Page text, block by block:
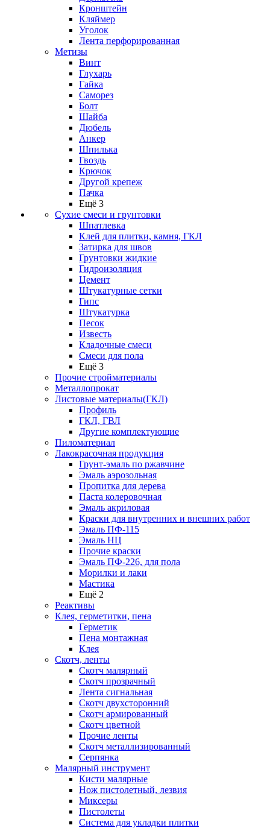
Кронштейн
Кляймер
Уголок
Лента перфорированная
Метизы
Винт
Глухарь
Гайка
Саморез
Болт
Шайба
Дюбель
Анкер
Шпилька
Гвоздь
Крючок
Другой крепеж
Пачка
Ещё 3
Сухие смеси и грунтовки
Шпатлевка
Клей для плитки, камня, ГКЛ
Затирка для швов
Грунтовки жидкие
Гидроизоляция
Цемент
Штукатурные сетки
Гипс
Штукатурка
Песок
Известь
Кладочные смеси
Смеси для пола
Ещё 3
Прочие стройматериалы
Металлопрокат
Листовые материалы(ГКЛ)
Профиль
ГКЛ, ГВЛ
Другие комплектующие
Пиломатериал
Лакокрасочная продукция
Грунт-эмаль по ржавчине
Эмаль аэрозольная
Пропитка для дерева
Паста колеровочная
Эмаль акриловая
Краски для внутренних и внешних работ
Эмаль ПФ-115
Эмаль НЦ
Прочие краски
Эмаль ПФ-226, для пола
Морилки и лаки
Мастика
Ещё 2
Реактивы
Клея, герметитки, пена
Герметик
Пена монтажная
Клея
Скотч, ленты
Скотч малярный
Скотч прозрачный
Лента сигнальная
Скотч двухсторонний
Скотч армированный
Скотч цветной
Прочие ленты
Скотч металлизированный
Серпянка
Малярный инструмент
Кисти малярные
Нож пистолетный, лезвия
Миксеры
Пистолеты
Система для укладки плитки